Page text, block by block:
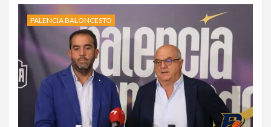
PALENCIA BALONCESTO